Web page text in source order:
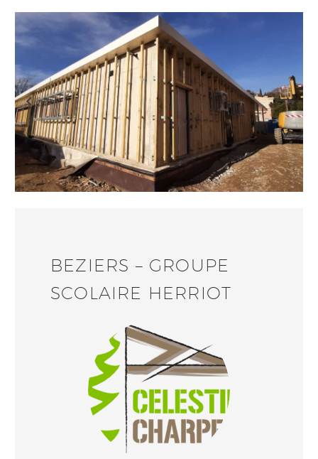
BEZIERS – GROUPE
SCOLAIRE HERRIOT